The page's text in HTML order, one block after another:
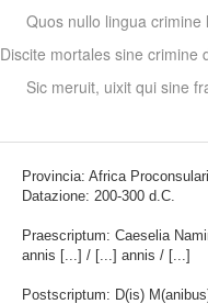
Quos nullo lingua crimine
Discite mortales sine crimine
Sic meruit, uixit qui sine
Provincia: Africa
Datazione: 200-300 d.C.
Praescriptum: Caeselia
annis [...] / [...] annis / [...]
Postscriptum: D(is)